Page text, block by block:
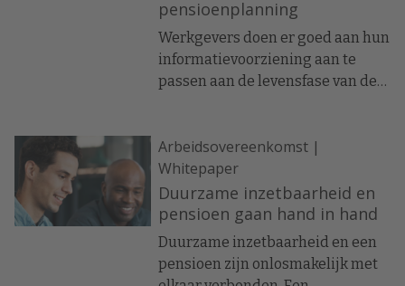
pensioencommunicatie inzetten
als strategisch HR-instrument dat
bijdraagt aan financiële fitheid,
betrokkenheid én behoud van
talent.
pensioenplanning
Werkgevers doen er goed aan hun
informatievoorziening aan te
passen aan de levensfase van de
drie fases.
Arbeidsovereenkomst |
Whitepaper
Duurzame inzetbaarheid en
pensioen gaan hand in hand
Duurzame inzetbaarheid en een
pensioen zijn onlosmakelijk met